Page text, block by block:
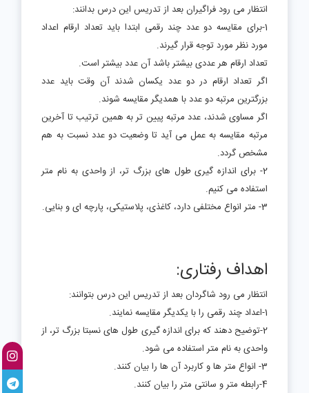
انتظار می رود فراگیران بعد از تدریس این درس بدانند:
1-برای مقایسه دو عدد چند رقمی ابتدا باید تعداد ارقام اعداد
مورد نظر مورد توجه قرار گیرند.
تعداد ارقام هر عددی بیشتر باشد آن عدد بیشتر است.
اگر تعداد ارقام در دو عدد یکسان شدند آن وقت باید عدد
بزرگترین مرتبه دو عدد با همدیگر مقایسه شوند.
اگر مساوی شدند، عدد مرتبه پیین تر به همین ترتیب تا آخرین
مرتبه مقایسه به عمل می آید تا وضعیت دو عدد نسبت به هم
مشخص گردد.
2- برای اندازه گیری طول های بزرگ تر، از واحدی به نام متر
استفاده می کنیم.
3- متر انواع مختلفی دارد، کاغذی، پلاستیکی، پارچه ای و بنایی.
اهداف رفتاری:
انتظار می رود شاگردان بعد از تدریس این درس بتوانند:
1-اعداد چند رقمی را با یکدیگر مقایسه نمایند.
2-توضیح دهند که برای اندازه گیری طول های نسبتا بزرگ تر، از
واحدی به نام متر استفاده می شود.
3- انواع متر ها و کاربرد آن ها را بیان کنند.
4-رابطه متر و سانتی متر را بیان کنند.